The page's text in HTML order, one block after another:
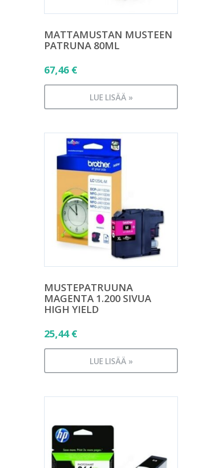
MATTAMUSTAN MUSTEEN
PATRUNA 80ML
67,46 €
LUE LISÄÄ »
MUSTEPATRUUNA
MAGENTA 1.200 SIVUA
HIGH YIELD
25,44€
LUE LISÄÄ »